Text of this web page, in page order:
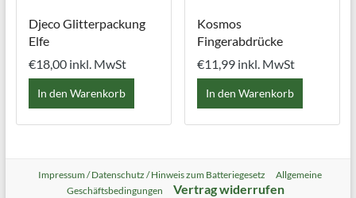
Djeco Glitterpackung
Elfe
€18,00 inkl. MwSt
In den Warenkorb
Kosmos
Fingerabdrücke
€11,99 inkl. MwSt
In den Warenkorb
Impressum / Datenschutz / Hinweis zum Batteriegesetz
Allgemeine
Geschäftsbedingungen
Vertrag widerrufen